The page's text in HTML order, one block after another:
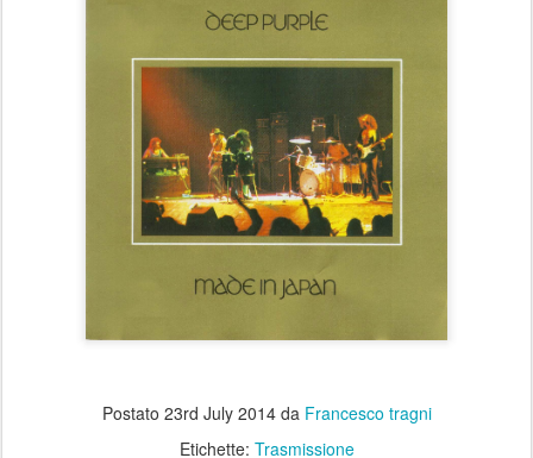
Postato 23rd July 2014da Francesco tragni
Etichette: Trasmissione